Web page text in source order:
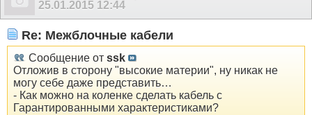
25.01.2015 12:44
Re: Межблочные кабели
Сообщение от ssk
Отложив в сторону "высокие материи", ну никак не
могу себе даже представить…
- Как можно на коленке сделать кабель с
Гарантированными характеристиками?